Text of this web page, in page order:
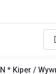
* Kiper /